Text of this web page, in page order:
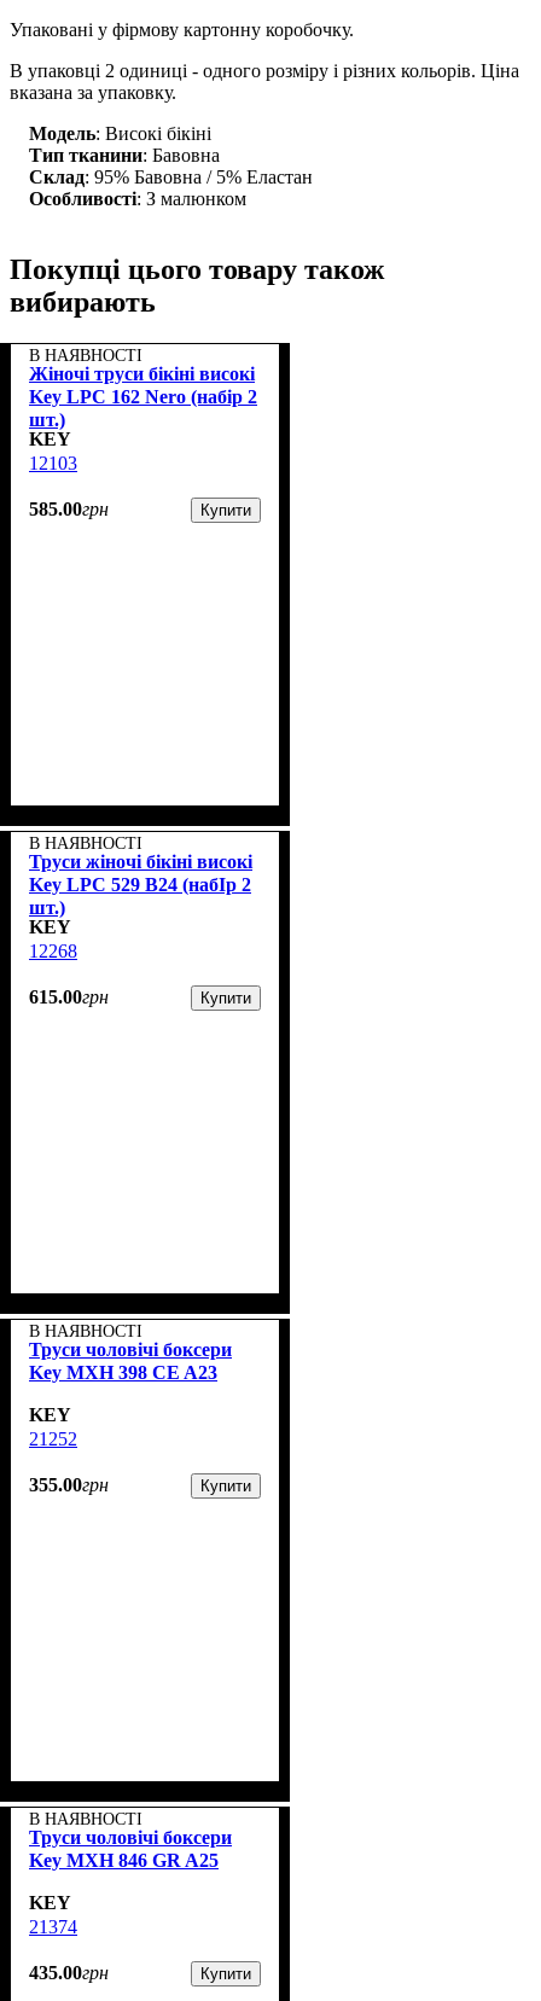
Упаковані у фірмову картонну коробочку.
В упаковці 2 одиниці - одного розміру і різних кольорів. Ціна
вказана за упаковку.
Модель: Високі бікіні
Тип тканини: Бавовна
Склад: 95% Бавовна / 5% Еластан
Особливості: З малюнком
Покупці цього товару також
вибирають
В НАЯВНОСТІ
Жіночі труси бікіні високі
Key LPC 162 Nero (набір 2
шт.)
KEY
12103
585.00грн Купити
В НАЯВНОСТІ
Труси жіночі бікіні високі
Key LPC 529 B24 (набІр 2
шт.)
KEY
12268
615.00грн Купити
В НАЯВНОСТІ
Труси чоловічі боксери
Key MXH 398 CE A23
KEY
21252
355.00грн Купити
В НАЯВНОСТІ
Труси чоловічі боксери
Key MXH 846 GR A25
KEY
21374
435.00грн Купити